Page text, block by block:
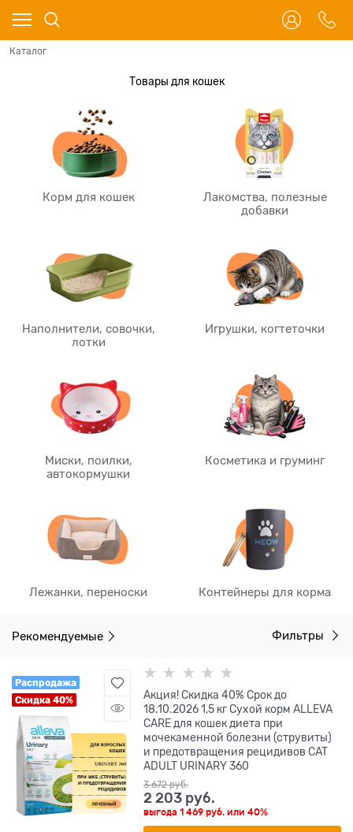
Каталог
Товары для кошек
Корм для кошек
Лакомства, полезные
добавки
Наполнители, совочки,
лотки
Игрушки, когтеточки
Миски, поилки,
автокормушки
Косметика и груминг
Лежанки, переноски Контейнеры для корма
Рекомендуемые Фильтры
Распродажа
Скидка 40%
Акция! Скидка 40% Срок до
18.10.2026 1,5 кг Сухой корм ALLEVA
CARE для кошек диета при
мочекаменной болезни (струвиты)
и предотвращения рецидивов CAT
ADULT URINARY 360
3 672 руб.
2 203 руб.
выгода1 469 руб. или40%